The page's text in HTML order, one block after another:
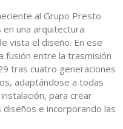
al Grupo Presto
una arquitectura
vista el diseño. En ese
fusión entre la trasmisión
tras cuatro generaciones
adaptándose a todas
para crear
e incorporando las